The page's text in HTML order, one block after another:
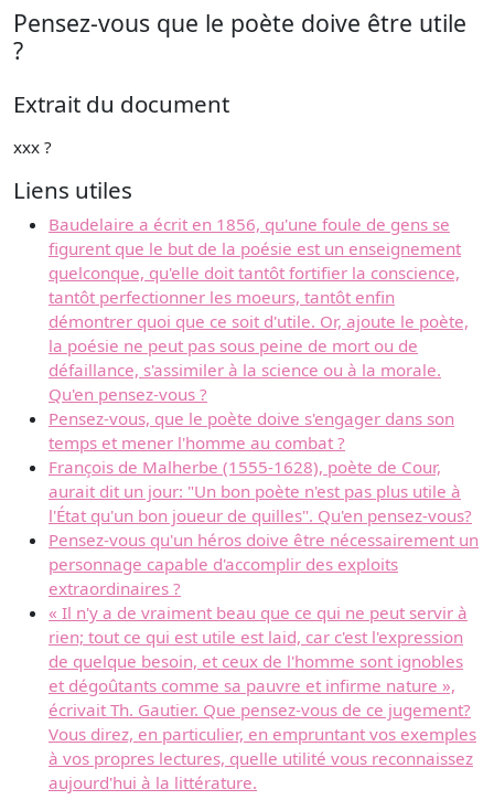
Pensez-vous que le poète doive être utile
?
Extrait du document
xxx ?
Liens utiles
Baudelaire a écrit en 1856, qu'une foule de gens se
figurent que le but de la poésie est un enseignement
quelconque, qu'elle doit tantôt fortifier la conscience,
tantôt perfectionner les moeurs, tantôt enfin
démontrer quoi que ce soit d'utile. Or, ajoute le poète,
la poésie ne peut pas sous peine de mort ou de
défaillance, s'assimiler à la science ou à la morale.
Qu'en pensez-vous ?
Pensez-vous, que le poète doive s'engager dans son
temps et mener l'homme au combat ?
François de Malherbe (1555-1628), poète de Cour,
aurait dit un jour: "Un bon poète n'est pas plus utile à
l'État qu'un bon joueur de quilles". Qu'en pensez-vous?
Pensez-vous qu'un héros doive être nécessairement un
personnage capable d'accomplir des exploits
extraordinaires ?
« Il n'y a de vraiment beau que ce qui ne peut servir à
rien; tout ce qui est utile est laid, car c'est l'expression
de quelque besoin, et ceux de l'homme sont ignobles
et dégoûtants comme sa pauvre et infirme nature »,
écrivait Th. Gautier. Que pensez-vous de ce jugement?
Vous direz, en particulier, en empruntant vos exemples
à vos propres lectures, quelle utilité vous reconnaissez
aujourd'hui à la littérature.